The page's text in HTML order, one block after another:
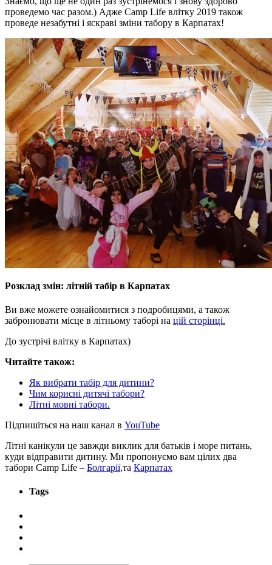
проведемо час разом.) Адже Camp Life влітку 2019 також
проведе незабутні і яскраві зміни табору в Карпатах!
Розклад змін: літній табір в Карпатах
Ви вже можете ознайомитися з подробицями, а також
забронювати місце в літньому таборі на цій сторінці.
До зустрічі влітку в Карпатах)
Читайте також:
Як вибрати табір для дитини?
Чим корисні дитячі табори?
Літні мовні табори.
Підпишіться на наш канал в YouTube
Літні канікули це завжди виклик для батьків і море питань,
куди відправити дитину. Ми пропонуємо вам цілих два
табори Camp Life – Болгарії,та Карпатах
Tags